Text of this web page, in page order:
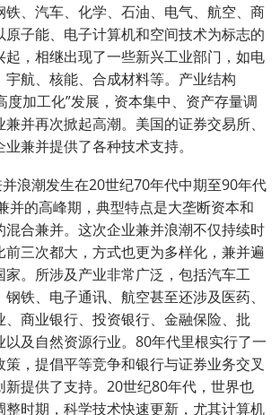
铁、汽车、化学、石油、电气、航空、商
原子能、电子计算机和空间技术为标志的
起，相继出现了一些新兴工业部门，如电
宇航、核能、合成材料等。产业结构
度加工化”发展，资本集中、资产存量调
并再次掀起高潮。美国的证券交易所、
兼并提供了各种技术支持。
浪潮发生在20世纪70年代中期至90年代
并的高峰期，典型特点是大垄断资本和
混合兼并。这次企业兼并浪潮不仅持续时
前三次都大，方式也更为多样化，兼并遍
家。所涉及产业非常广泛，包括汽车工
铁、电子通讯、航空甚至还涉及医药、
、商业银行、投资银行、金融保险、批
及自然资源行业。 80年代里根实行了一
策，提倡平等竞争和银行与证券业务交叉
提供了支持。 20世纪80年代，世界也
整时期，科学技术快速更新，尤其计算机